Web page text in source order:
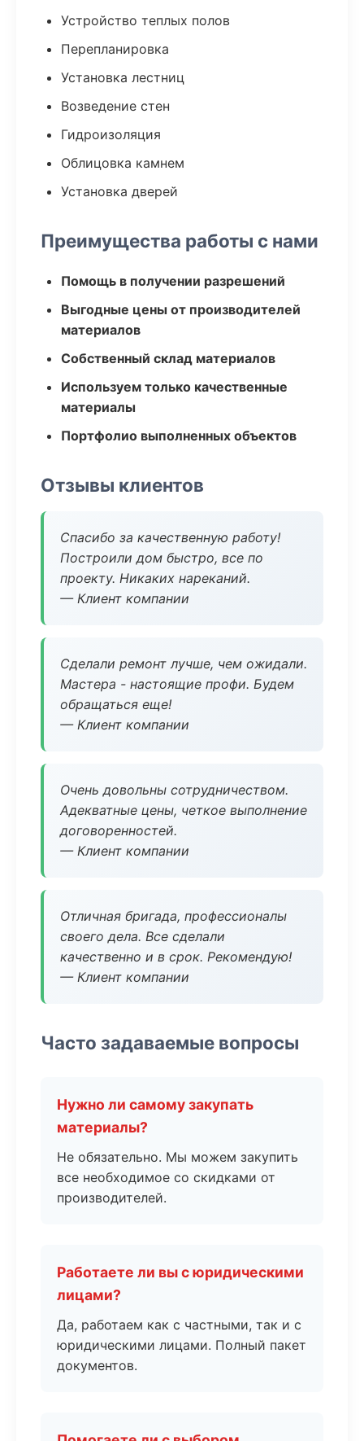
Устройство теплых полов
Перепланировка
Установка лестниц
Возведение стен
Гидроизоляция
Облицовка камнем
Установка дверей
Преимущества работы с нами
Помощь в получении разрешений
Выгодные цены от производителей
материалов
Собственный склад материалов
Используем только качественные
материалы
Портфолио выполненных объектов
Отзывы клиентов
Спасибо за качественную работу!
Построили дом быстро, все по
проекту. Никаких нареканий.
— Клиент компании
Сделали ремонт лучше, чем ожидали.
Мастера - настоящие профи. Будем
обращаться еще!
— Клиент компании
Очень довольны сотрудничеством.
Адекватные цены, четкое выполнение
договоренностей.
— Клиент компании
Отличная бригада, профессионалы
своего дела. Все сделали
качественно и в срок. Рекомендую!
— Клиент компании
Часто задаваемые вопросы
Нужно ли самому закупать
материалы?
Не обязательно. Мы можем закупить
все необходимое со скидками от
производителей.
Работаете ли вы с юридическими
лицами?
Да, работаем как с частными, так и с
юридическими лицами. Полный пакет
документов.